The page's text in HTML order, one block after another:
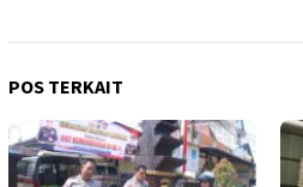
POS TERKAIT